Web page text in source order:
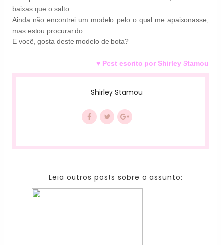
baixas que o salto.
Ainda não encontrei um modelo pelo o qual me apaixonasse,
mas estou procurando...
E você, gosta deste modelo de bota?
♥ Post escrito por Shirley Stamou
Shirley Stamou
Leia outros posts sobre o assunto: